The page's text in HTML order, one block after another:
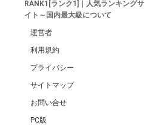
RANK1[ランク1]｜人気ランキングサ
イト～国内最大級について
運営者
利用規約
プライバシー
サイトマップ
お問い合せ
PC版